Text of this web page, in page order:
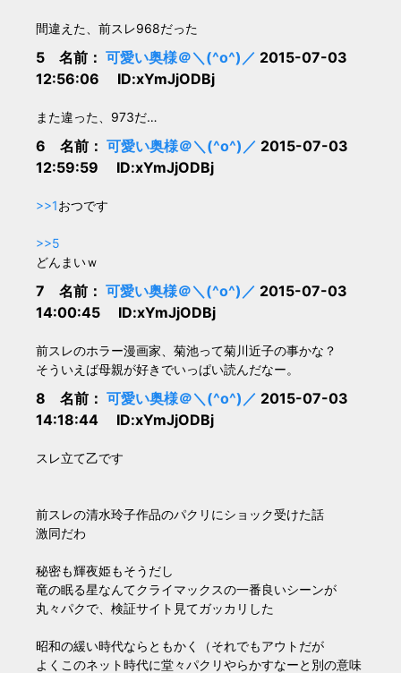
間違えた、前スレ968だった
5 名前： 可愛い奥様＠＼(^o^)／ 2015-07-03
12:56:06 ID:xYmJjODBj
また違った、973だ…
6 名前： 可愛い奥様＠＼(^o^)／ 2015-07-03
12:59:59 ID:xYmJjODBj
>>1おつです
>>5
どんまいｗ
7 名前： 可愛い奥様＠＼(^o^)／ 2015-07-03
14:00:45 ID:xYmJjODBj
前スレのホラー漫画家、菊池って菊川近子の事かな？
そういえば母親が好きでいっぱい読んだなー。
8 名前： 可愛い奥様＠＼(^o^)／ 2015-07-03
14:18:44 ID:xYmJjODBj
スレ立て乙です
前スレの清水玲子作品のパクリにショック受けた話
激同だわ
秘密も輝夜姫もそうだし
竜の眠る星なんてクライマックスの一番良いシーンが
丸々パクで、検証サイト見てガッカリした
昭和の緩い時代ならともかく（それでもアウトだが
よくこのネット時代に堂々パクリやらかすなーと別の意味